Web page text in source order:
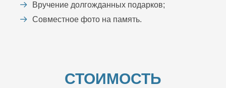
Вручение долгожданных подарков;
Совместное фото на память.
СТОИМОСТЬ